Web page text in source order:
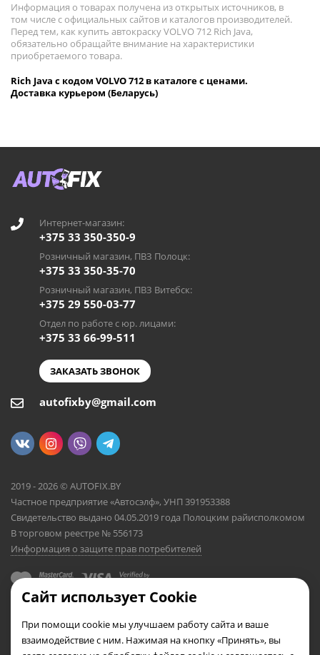
Информация о товарах получена из открытых источников, в
том числе с официальных сайтов и каталогов производителей.
Перед тем, как купить автокраску VOLVO 712 Rich Java,
обязательно обращайте внимание на характеристики
приобретаемого товара.
Rich Java с кодом VOLVO 712 в каталоге с ценами.
Доставка курьером (Беларусь)
Интернет-магазин:
+375 33 350-350-9
Розничный магазин, ПВЗ Полоцк:
+375 33 350-35-70
Розничный магазин, ПВЗ Витебск:
+375 29 550-03-77
Отдел по работе с юр. лицами:
+375 33 66-99-511
ЗАКАЗАТЬ ЗВОНОК
autofixby@gmail.com
2019 - 2026 © AUTOFIX.BY
Частное предприятие «Автосэлф», УНП 391953388
Свидетельство выдано 04.05.2019 года Полоцким райисполкомом
В торговом реестре № 556173
Информация о защите прав потребителей
Сайт использует Cookie
При помощи cookie мы улучшаем работу сайта и ваше
взаимодействие с ним. Нажимая на кнопку «Принять», вы